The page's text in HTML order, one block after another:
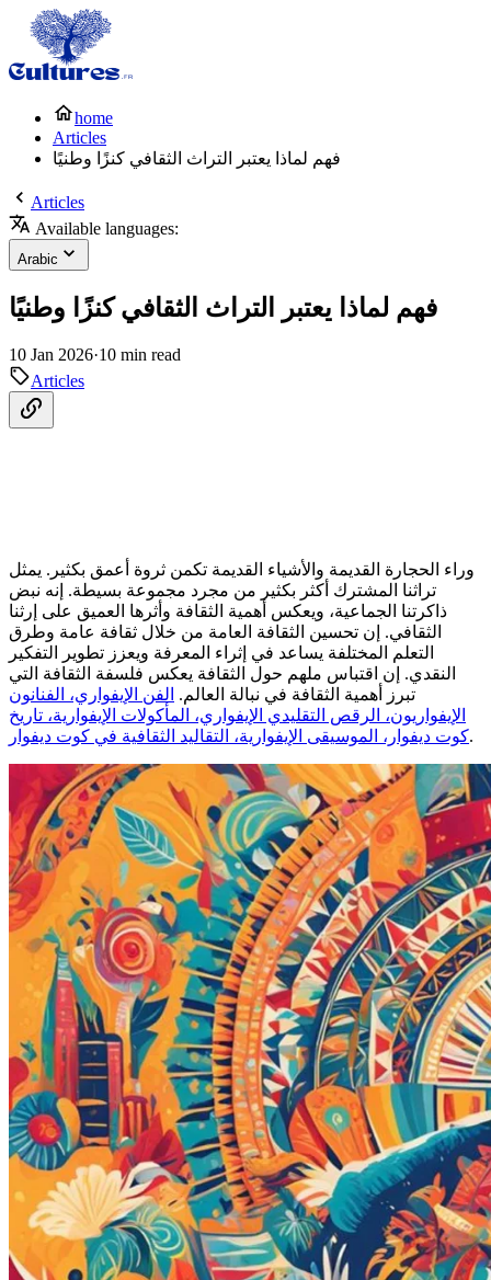
home
Articles
فهم لماذا يعتبر التراث الثقافي كنزًا وطنيًا
Articles
Available languages:
Arabic
فهم لماذا يعتبر التراث الثقافي كنزًا وطنيًا
10 Jan 2026·10 min read
Articles
وراء الحجارة القديمة والأشياء القديمة تكمن ثروة أعمق بكثير. يمثل
تراثنا المشترك أكثر بكثير من مجرد مجموعة بسيطة. إنه نبض
ذاكرتنا الجماعية، ويعكس أهمية الثقافة وأثرها العميق على إرثنا
الثقافي. إن تحسين الثقافة العامة من خلال ثقافة عامة وطرق
التعلم المختلفة يساعد في إثراء المعرفة ويعزز تطوير التفكير
النقدي. إن اقتباس ملهم حول الثقافة يعكس فلسفة الثقافة التي
تبرز أهمية الثقافة في نبالة العالم. الفن الإيفواري، الفنانون
الإيفواريون، الرقص التقليدي الإيفواري، المأكولات الإيفوارية، تاريخ
كوت ديفوار، الموسيقى الإيفوارية، التقاليد الثقافية في كوت ديفوار.